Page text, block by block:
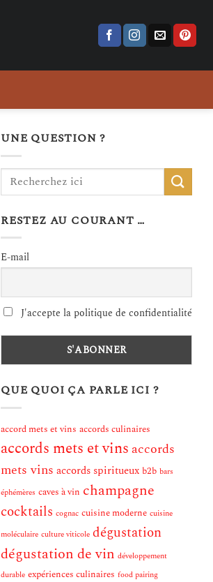
UNE QUESTION ?
RESTEZ AU COURANT …
E-mail
J'accepte la politique de confidentialité
QUE QUOI ÇA PARLE ICI ?
accord mets et vins accords culinaires
accords mets et vins accords
mets vins accords spiritueux b2b bars
éphémères caves à vin champagne
cocktails cognac cuisine moderne cuisine
moléculaire culture viticole dégustation
dégustation de vin développement
durable expériences culinaires food pairing